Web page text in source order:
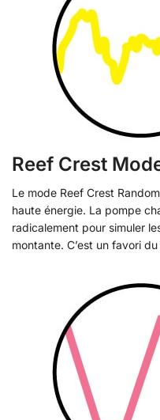
Reef Crest
Le mode Reef Crest
haute énergie. La pompe
radicalement pour simuler
montante. C’est un favori du